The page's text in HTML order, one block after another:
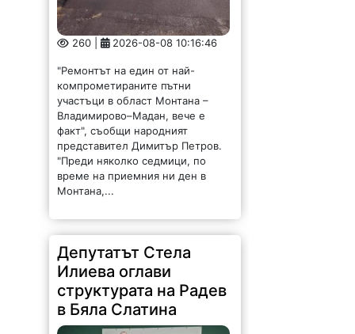
260 | 2026-08-08 10:16:46
"Ремонтът на един от най-
компрометираните пътни
участъци в област Монтана –
Владимирово–Мадан, вече е
факт", съобщи народният
представител Димитър Петров.
"Преди няколко седмици, по
време на приемния ни ден в
Монтана,...
Депутатът Стела
Илиева оглави
структурата на Радев
в Бяла Слатина